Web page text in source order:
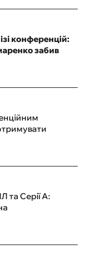
конференцій:
забив
та Серії А: